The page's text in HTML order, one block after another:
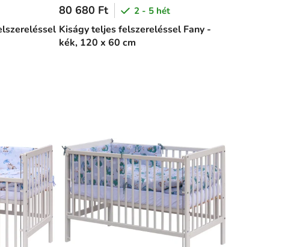
Kiságy teljes felszereléssel Fany -
kék, 120 x 60 cm
80 680 Ft 2 - 5 hét